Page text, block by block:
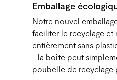
Emballage
Notre nouvel
faciliter le recyclage et
entièrement sans
- la boîte peut
poubelle de recyclage